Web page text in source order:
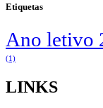
Etiquetas
Ano letivo
(1)
LINKS